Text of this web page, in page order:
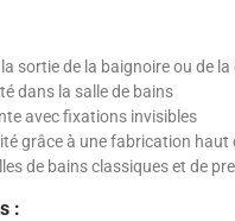
sortie de la baignoire ou de
dans la salle de bains
avec fixations invisibles
grâce à une fabrication haut
de bains classiques et de
: